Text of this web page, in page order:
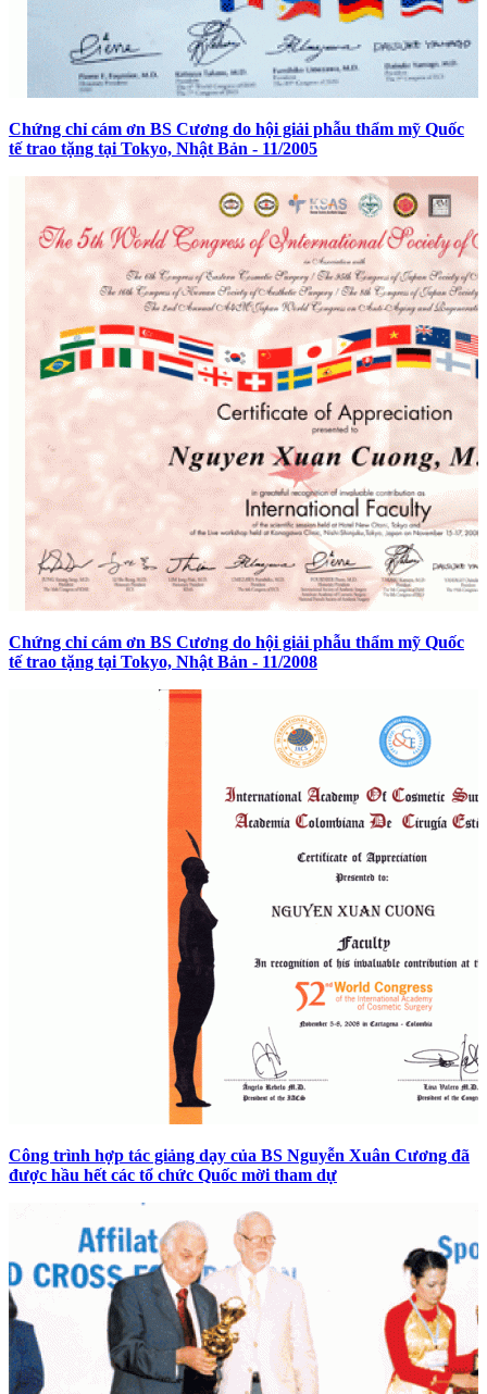
Chứng chỉ cám ơn BS Cương do hội giải phẫu thẩm mỹ Quốc
tế trao tặng tại Tokyo, Nhật Bản - 11/2005
Chứng chỉ cám ơn BS Cương do hội giải phẫu thẩm mỹ Quốc
tế trao tặng tại Tokyo, Nhật Bản - 11/2008
Công trình hợp tác giảng dạy của BS Nguyễn Xuân Cương đã
được hầu hết các tổ chức Quốc mời tham dự